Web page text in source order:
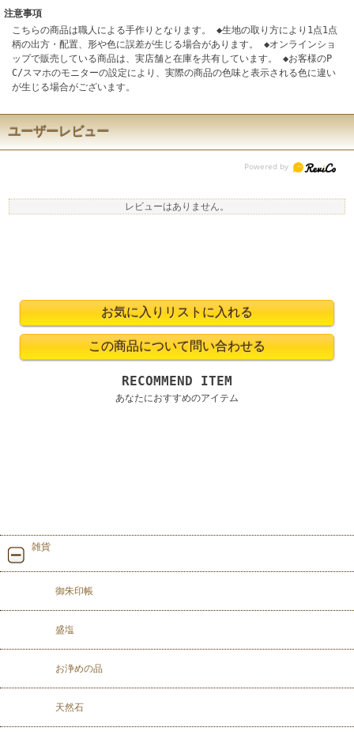
注意事項
こちらの商品は職人による手作りとなります。 ◆生地の取り方により1点1点
柄の出方・配置、形や色に誤差が生じる場合があります。 ◆オンラインショ
ップで販売している商品は、実店舗と在庫を共有しています。 ◆お客様のP
C/スマホのモニターの設定により、実際の商品の色味と表示される色に違い
が生じる場合がございます。
ユーザーレビュー
レビューはありません。
RECOMMEND ITEM
あなたにおすすめのアイテム
雑貨
御朱印帳
盛塩
お浄めの品
天然石